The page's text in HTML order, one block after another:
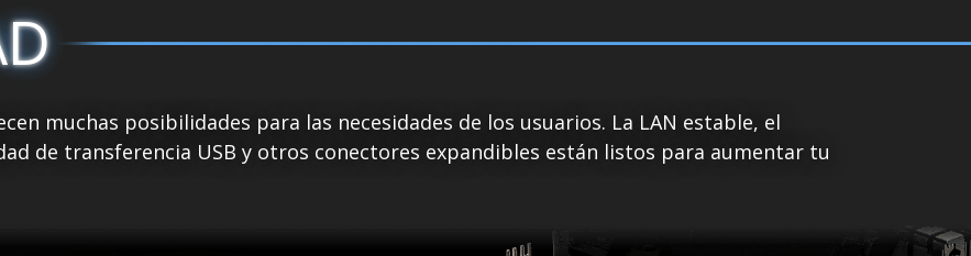
muchas posibilidades para las necesidades de los usuarios. La LAN estable, el
de transferencia USB y otros conectores expandibles están listos para aumentar tu